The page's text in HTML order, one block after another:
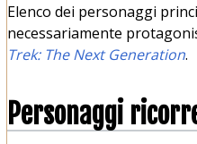
Elenco dei personaggi
necessariamente
Trek: The Next Generation.
Personaggi